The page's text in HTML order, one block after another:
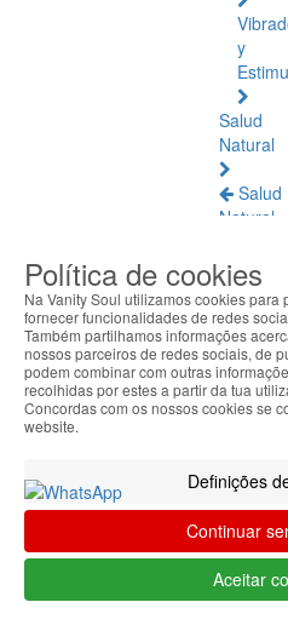
y
Salud
Natural
Salud
Natural
todos
Ámbar
Báltico
y
Diario
y
Política de cookies
Na Vanity Soul utilizamos cookies
fornecer funcionalidades de redes
Também partilhamos informações
nossos parceiros de redes sociais, de
podem combinar com outras
recolhidas por estes a partir da tua
Concordas com os nossos cookies se
website.
Definições
Continuar
Aceitar